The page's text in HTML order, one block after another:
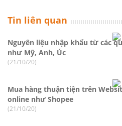
Tin liên quan
Nguyên liệu nhập khẩu từ các
như Mỹ, Anh, Úc
(21/10/20)
Mua hàng thuận tiện trên
online như Shopee
(21/10/20)